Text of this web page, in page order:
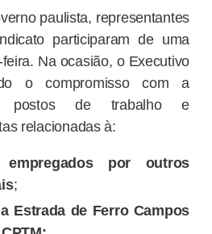
paulista, representantes
participaram de uma
Na ocasião, o Executivo
o compromisso com a
postos de trabalho e
relacionadas à:
por outros
;
Estrada de Ferro Campos